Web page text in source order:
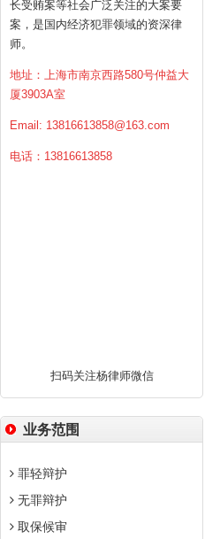
长受贿案等社会广泛关注的大案要
案，是国内经济犯罪领域的资深律
师。
地址：上海市南京西路580号仲益大
厦3903A室
Email: 13816613858@163.com
电话：13816613858
扫码关注杨律师微信
业务范围
罪轻辩护
无罪辩护
取保候审